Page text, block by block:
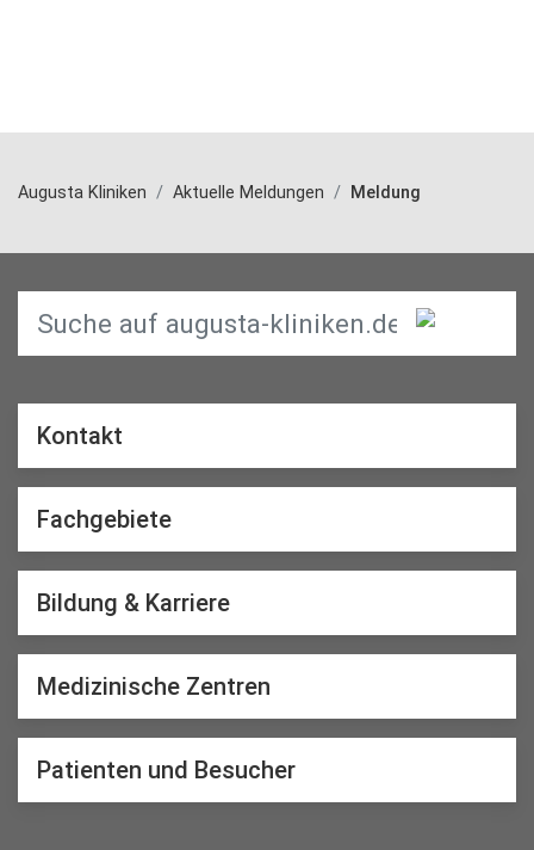
Augusta Kliniken Aktuelle Meldungen Meldung
Kontakt
Fachgebiete
Bildung & Karriere
Medizinische Zentren
Patienten und Besucher